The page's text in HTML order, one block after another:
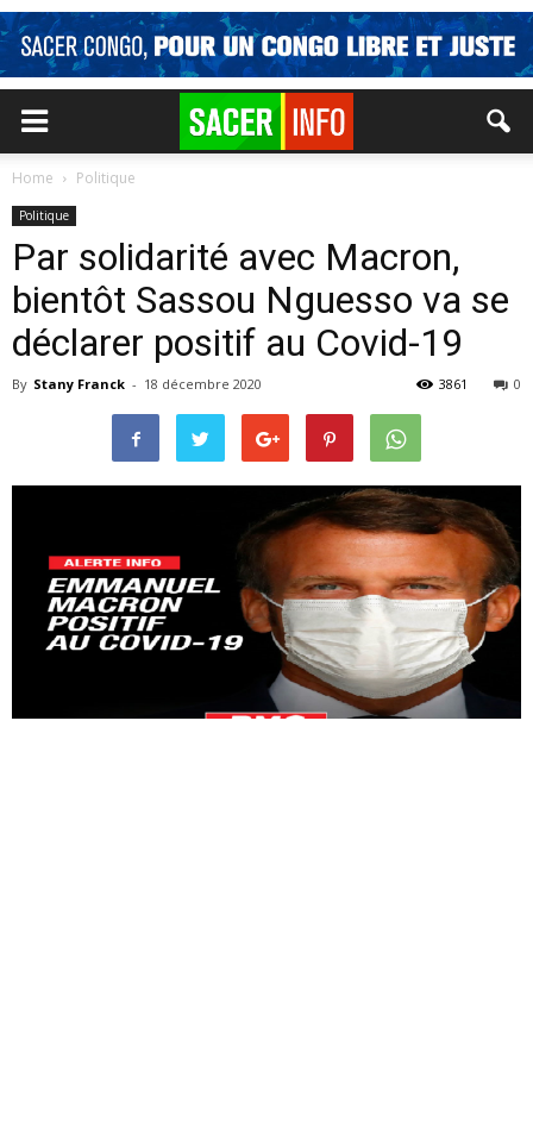
Home Politique
Politique
Par solidarité avec Macron,
bientôt Sassou Nguesso va se
déclarer positif au Covid-19
By Stany Franck - 18 décembre 2020 0
3861